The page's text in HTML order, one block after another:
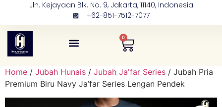
Jln. Kejayaan Blk. No. 9, Jakarta, 11140, Indonesia
+62-851-7512-7077
0
Home / Jubah Hunais / Jubah Ja'far Series / Jubah Pria
Premium Biru Navy Ja’far Series Lengan Pendek